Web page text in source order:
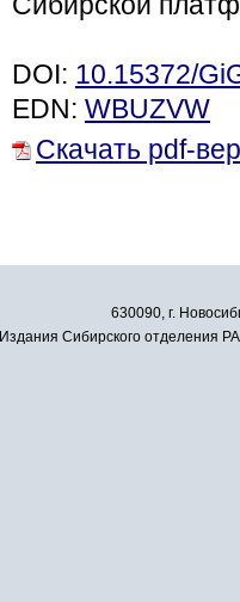
DOI: 10.15372/
EDN: WBUZVW
Скачать pdf-
630090, г.
Издания Сибирского отделения